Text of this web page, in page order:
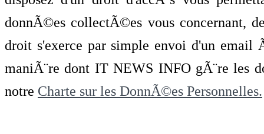
donnÃ©es collectÃ©es vous concernant,
droit s'exerce par simple envoi d'un
maniÃ¨re dont IT NEWS INFO gÃ¨re les
notre Charte sur les DonnÃ©es Personnelles.